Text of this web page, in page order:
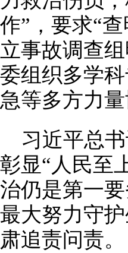
作”，要求“
立事故调查
委组织多学
急等多方力量
习近平总
彰显“人民至
治仍是第一
最大努力守
肃追责问责。